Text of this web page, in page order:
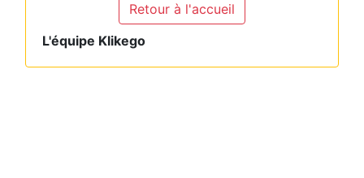
Retour à l'accueil
L'équipe Klikego